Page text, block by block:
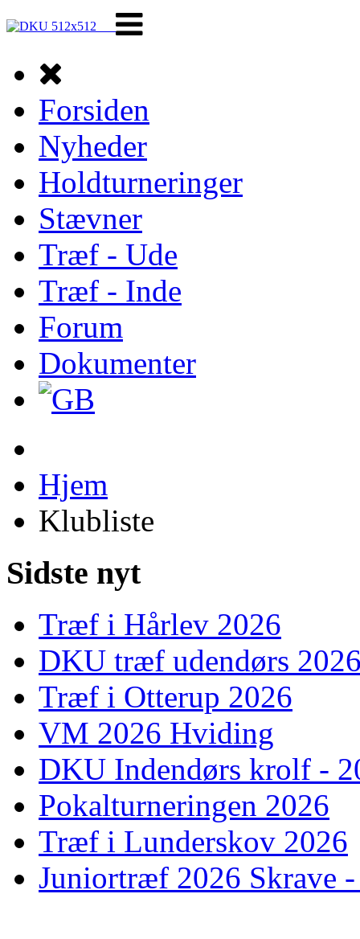
Forsiden
Nyheder
Holdturneringer
Stævner
Træf - Ude
Træf - Inde
Forum
Dokumenter
Hjem
Klubliste
Sidste nyt
Træf i Hårlev 2026
DKU træf udendørs
Træf i Otterup 2026
VM 2026 Hviding
DKU Indendørs krolf -
Pokalturneringen 2026
Træf i Lunderskov 2026
Juniortræf 2026 Skrave